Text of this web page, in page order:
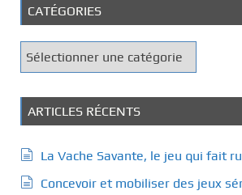
CATÉGORIES
a
g
o
i
ARTICLES RÉCENTS
La Vache Savante, le jeu qui fait
Concevoir et mobiliser des jeux